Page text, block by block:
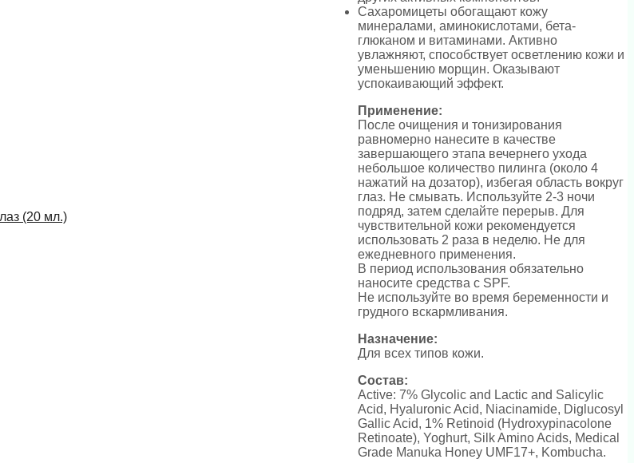
(20 мл.)
Сахаромицеты обогащают кожу
минералами, аминокислотами, бета-
глюканом и витаминами. Активно
увлажняют, способствует осветлению кожи и
уменьшению морщин. Оказывают
успокаивающий эффект.
Применение:
После очищения и тонизирования
равномерно нанесите в качестве
завершающего этапа вечернего ухода
небольшое количество пилинга (около 4
нажатий на дозатор), избегая область вокруг
глаз. Не смывать. Используйте 2-3 ночи
подряд, затем сделайте перерыв. Для
чувствительной кожи рекомендуется
использовать 2 раза в неделю. Не для
ежедневного применения.
В период использования обязательно
наносите средства с SPF.
Не используйте во время беременности и
грудного вскармливания.
Назначение:
Для всех типов кожи.
Состав:
Active: 7% Glycolic and Lactic and Salicylic
Acid, Hyaluronic Acid, Niacinamide, Diglucosyl
Gallic Acid, 1% Retinoid (Hydroxypinacolone
Retinoate), Yoghurt, Silk Amino Acids, Medical
Grade Manuka Honey UMF17+, Kombucha.